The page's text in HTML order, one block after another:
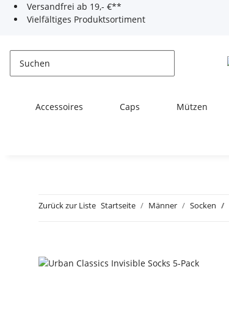
Versandfrei ab 19,- €**
Vielfältiges Produktsortiment
Accessoires Caps Mützen
Zurück zur Liste Startseite Männer Socken